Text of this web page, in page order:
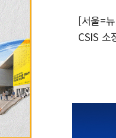
[서울=
CSIS